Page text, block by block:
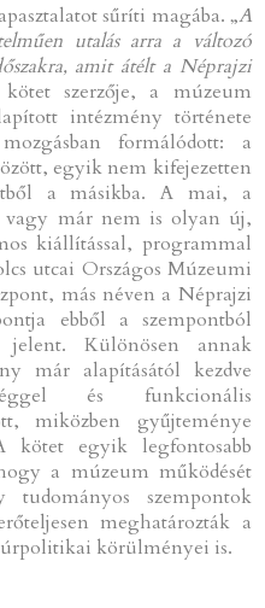
sűríti magába. „A
utalás arra a változó
amit átélt a Néprajzi
szerzője, a múzeum
intézmény története
formálódott: a
egyik nem kifejezetten
a másikba. A mai, a
vagy már nem is olyan új,
kiállítással, programmal
utcai Országos Múzeumi
más néven a Néprajzi
ebből a szempontból
Különösen annak
már alapításától kezdve
és funkcionális
miközben gyűjteménye
kötet egyik legfontosabb
a múzeum működését
szempontok
meghatározták a
körülményei is.